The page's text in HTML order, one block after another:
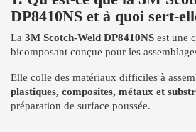
DP8410NS et à quoi sert-
La 3M Scotch-Weld DP8410NS est une
bicomposant conçue pour les
Elle colle des matériaux difficiles à
plastiques, composites, métaux et
préparation de surface poussée.